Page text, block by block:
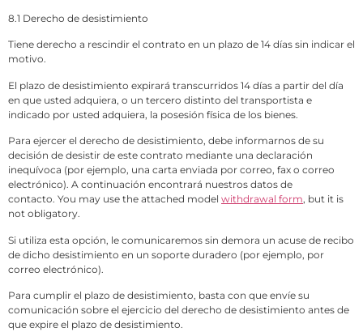
8.1 Derecho de desistimiento
Tiene derecho a rescindir el contrato en un plazo de 14 días sin indicar el
motivo.
El plazo de desistimiento expirará transcurridos 14 días a partir del día
en que usted adquiera, o un tercero distinto del transportista e
indicado por usted adquiera, la posesión física de los bienes.
Para ejercer el derecho de desistimiento, debe informarnos de su
decisión de desistir de este contrato mediante una declaración
inequívoca (por ejemplo, una carta enviada por correo, fax o correo
electrónico). A continuación encontrará nuestros datos de
contacto. You may use the attached model withdrawal form, but it is
not obligatory.
Si utiliza esta opción, le comunicaremos sin demora un acuse de recibo
de dicho desistimiento en un soporte duradero (por ejemplo, por
correo electrónico).
Para cumplir el plazo de desistimiento, basta con que envíe su
comunicación sobre el ejercicio del derecho de desistimiento antes de
que expire el plazo de desistimiento.